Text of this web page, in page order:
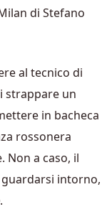
di Stefano
al tecnico di
strappare un
in bacheca
rossonera
Non a caso, il
intorno,
.